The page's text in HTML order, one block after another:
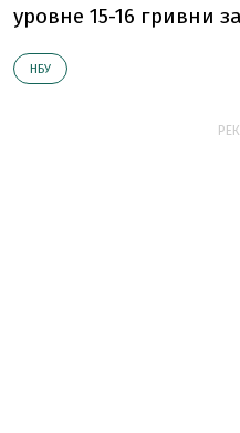
уровне 15-16 гривни
НБУ